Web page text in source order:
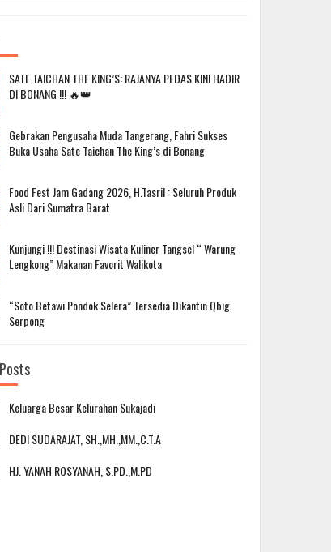
SATE TAICHAN THE KING’S: RAJANYA PEDAS KINI HADIR
DI BONANG !!! 🔥👑
Gebrakan Pengusaha Muda Tangerang, Fahri Sukses
Buka Usaha Sate Taichan The King’s di Bonang
Food Fest Jam Gadang 2026, H.Tasril : Seluruh Produk
Asli Dari Sumatra Barat
Kunjungi !!! Destinasi Wisata Kuliner Tangsel “ Warung
Lengkong” Makanan Favorit Walikota
“Soto Betawi Pondok Selera” Tersedia Dikantin Qbig
Serpong
Keluarga Besar Kelurahan Sukajadi
DEDI SUDARAJAT, SH.,MH.,MM.,C.T.A
HJ. YANAH ROSYANAH, S.PD.,M.PD